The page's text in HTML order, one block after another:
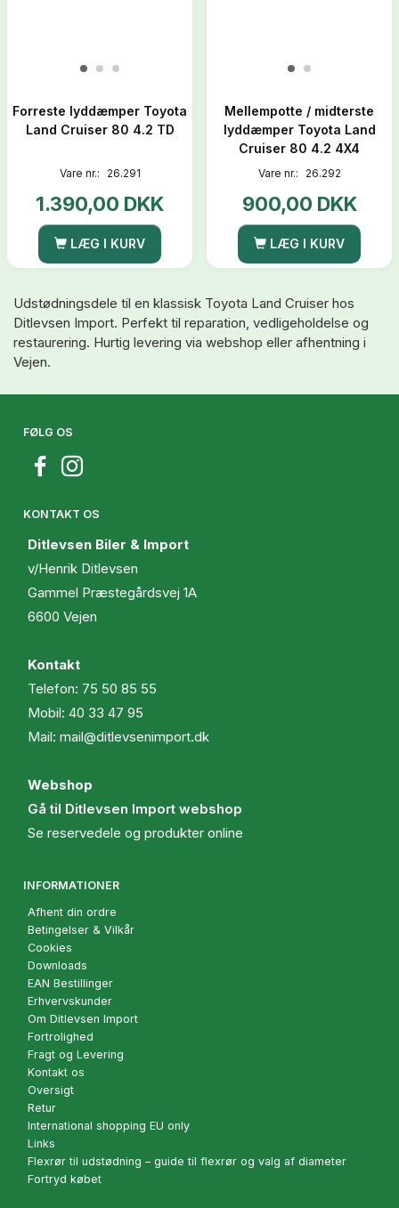
Forreste lyddæmper Toyota
Land Cruiser 80 4.2 TD
Vare nr.: 26.291
1.390,00 DKK
LÆG I KURV
Mellempotte / midterste
lyddæmper Toyota Land
Cruiser 80 4.2 4X4
Vare nr.: 26.292
900,00 DKK
LÆG I KURV
Udstødningsdele til en klassisk Toyota Land Cruiser hos
Ditlevsen Import. Perfekt til reparation, vedligeholdelse og
restaurering. Hurtig levering via webshop eller afhentning i
Vejen.
FØLG OS
KONTAKT OS
Ditlevsen Biler & Import
v/Henrik Ditlevsen
Gammel Præstegårdsvej 1A
6600 Vejen
Kontakt
Telefon: 75 50 85 55
Mobil: 40 33 47 95
Mail: mail@ditlevsenimport.dk
Webshop
Gå til Ditlevsen Import webshop
Se reservedele og produkter online
INFORMATIONER
Afhent din ordre
Betingelser & Vilkår
Cookies
Downloads
EAN Bestillinger
Erhvervskunder
Om Ditlevsen Import
Fortrolighed
Fragt og Levering
Kontakt os
Oversigt
Retur
International shopping EU only
Links
Flexrør til udstødning – guide til flexrør og valg af diameter
Fortryd købet